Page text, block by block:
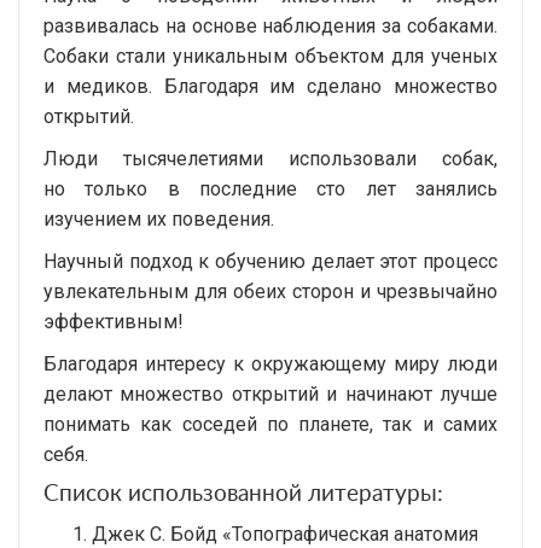
развивалась на основе наблюдения за собаками.
Собаки стали уникальным объектом для ученых
и медиков. Благодаря им сделано множество
открытий.
Люди тысячелетиями использовали собак,
но только в последние сто лет занялись
изучением их поведения.
Научный подход к обучению делает этот процесс
увлекательным для обеих сторон и чрезвычайно
эффективным!
Благодаря интересу к окружающему миру люди
делают множество открытий и начинают лучше
понимать как соседей по планете, так и самих
себя.
Список использованной литературы:
Джек С. Бойд «Топографическая анатомия